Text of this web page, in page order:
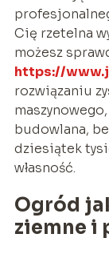
Cię rzetelna
możesz
https://
rozwiązaniu
budowlana,
dziesiątek
własność.
Ogród
ziemne i